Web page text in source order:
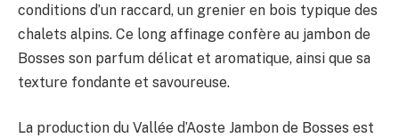
conditions d’un raccard, un grenier en bois typique des
chalets alpins. Ce long affinage confère au jambon de
Bosses son parfum délicat et aromatique, ainsi que sa
texture fondante et savoureuse.
La production du Vallée d’Aoste Jambon de Bosses est